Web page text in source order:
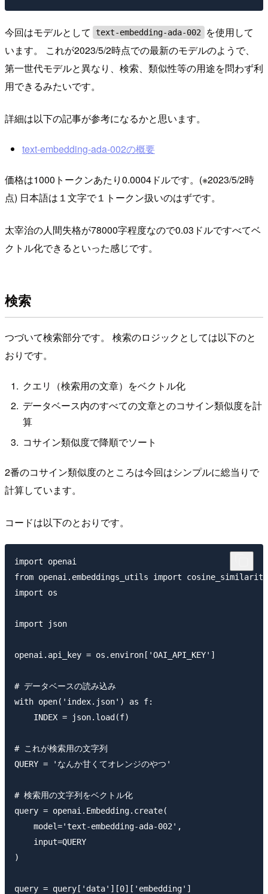
今回はモデルとして text-embedding-ada-002
を使用して
います。 これが2023/5/2時点での最新のモデルのようで、
第一世代モデルと異なり、検索、類似性等の用途を問わず利
用できるみたいです。
詳細は以下の記事が参考になるかと思います。
text-embedding-ada-002の概要
価格は1000トークンあたり0.0004ドルです。(※2023/5/2時
点) 日本語は１文字で１トークン扱いのはずです。
太宰治の人間失格が78000字程度なので0.03ドルですべてベ
クトル化できるといった感じです。
検索
つづいて検索部分です。 検索のロジックとしては以下のと
おりです。
クエリ（検索用の文章）をベクトル化
データベース内のすべての文章とのコサイン類似度を計
算
コサイン類似度で降順でソート
2番のコサイン類似度のところは今回はシンプルに総当りで
計算しています。
コードは以下のとおりです。
import openai
from openai.embeddings_utils import cosine_similarity
import os
import json
openai.api_key = os.environ['OAI_API_KEY']
# データベースの読み込み
with open('index.json') as f:
    INDEX = json.load(f)
# これが検索用の文字列
QUERY = 'なんか甘くてオレンジのやつ'
# 検索用の文字列をベクトル化
query = openai.Embedding.create(
    model='text-embedding-ada-002',
    input=QUERY
)
query = query['data'][0]['embedding']